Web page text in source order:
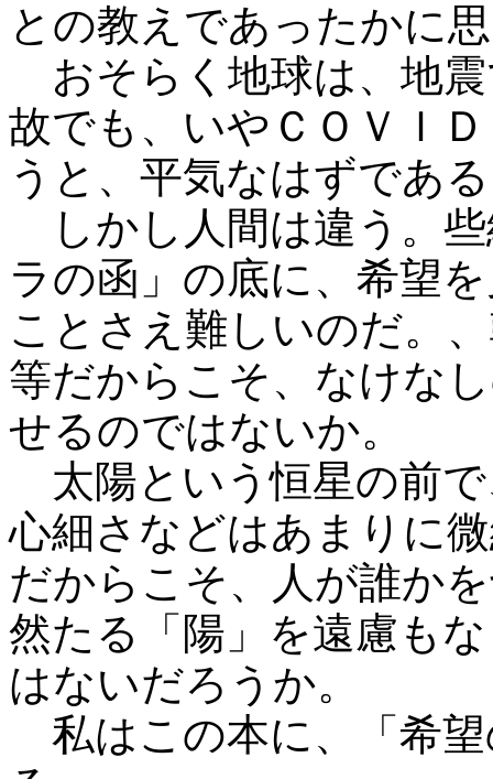
との教えであったかに
おそらく地球は、地
故でも、いやＣＯＶＩ
うと、平気なはずであ
しかし人間は違う。
ラの函」の底に、希望
ことさえ難しいのだ。
等だからこそ、なけな
せるのではないか。
太陽という恒星の前
心細さなどはあまりに
だからこそ、人が誰か
然たる「陽」を遠慮も
はないだろうか。
私はこの本に、「希